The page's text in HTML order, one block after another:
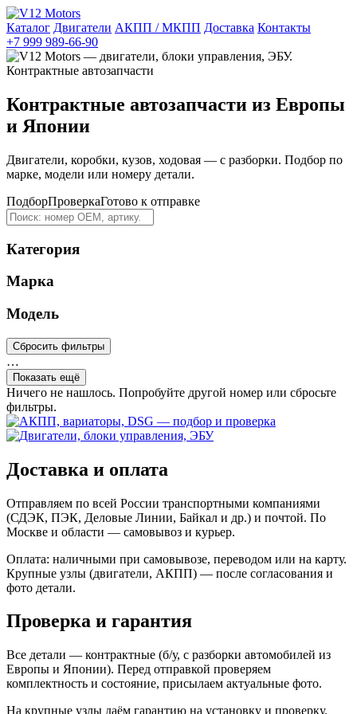
Каталог Двигатели АКПП / МКПП Доставка Контакты
+7 999 989-66-90
Контрактные автозапчасти из Европы
и Японии
Двигатели, коробки, кузов, ходовая — с разборки. Подбор по
марке, модели или номеру детали.
ПодборПроверкаГотово к отправке
Категория
Марка
Модель
Сбросить фильтры
…
Показать ещё
Ничего не нашлось. Попробуйте другой номер или сбросьте
фильтры.
Доставка и оплата
Отправляем по всей России транспортными компаниями
(СДЭК, ПЭК, Деловые Линии, Байкал и др.) и почтой. По
Москве и области — самовывоз и курьер.
Оплата: наличными при самовывозе, переводом или на карту.
Крупные узлы (двигатели, АКПП) — после согласования и
фото детали.
Проверка и гарантия
Все детали — контрактные (б/у, с разборки автомобилей из
Европы и Японии). Перед отправкой проверяем
комплектность и состояние, присылаем актуальные фото.
На крупные узлы даём гарантию на установку и проверку.